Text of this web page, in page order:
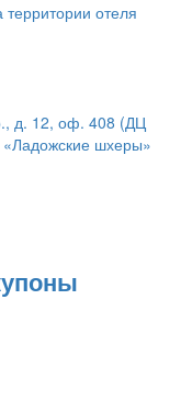
отеля
шхеры»